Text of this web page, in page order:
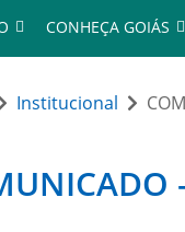
CONHEÇA GOIÁS
Institucional